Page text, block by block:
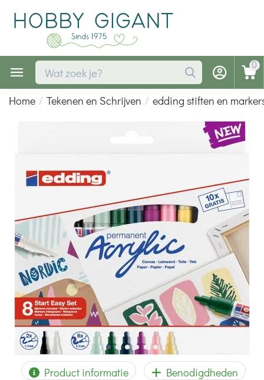
0
Home / Tekenen en Schrijven / edding stiften en
Product informatie Benodigdheden